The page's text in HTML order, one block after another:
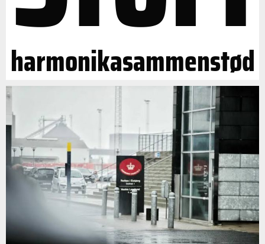
harmonikasammenstød